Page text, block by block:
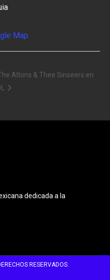
Map
Altons & Thee Sinseers en
dedicada a la
RESERVADOS.